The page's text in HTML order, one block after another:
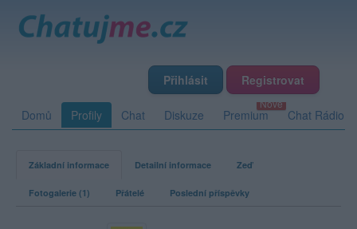
Přihlásit Registrovat
Domů Profily Chat Diskuze Premium Chat Rádio
Základní informace Detailní informace Zeď
Fotogalerie (1) Přátelé Poslední příspěvky